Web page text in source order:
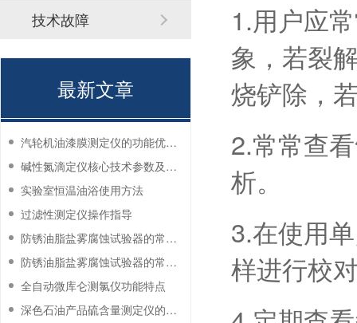
1.用户应
象，若裂
烧铲除，
2.常常查
析。
3.在使用
样进行校
技术故障
最新文章
汽轮机油漆膜测定仪的功能优势有哪些？
碱性氮滴定仪核心技术参数及应用说明
实验室恒温油浴使用方法
过滤性测定仪操作指导
防锈油脂盐雾腐蚀试验器的常见故障与解决方法
防锈油脂盐雾腐蚀试验器的常见故障与解决方法
全自动微库仑测氯仪功能特点
深色石油产品硫含量测定仪的工作环境要求